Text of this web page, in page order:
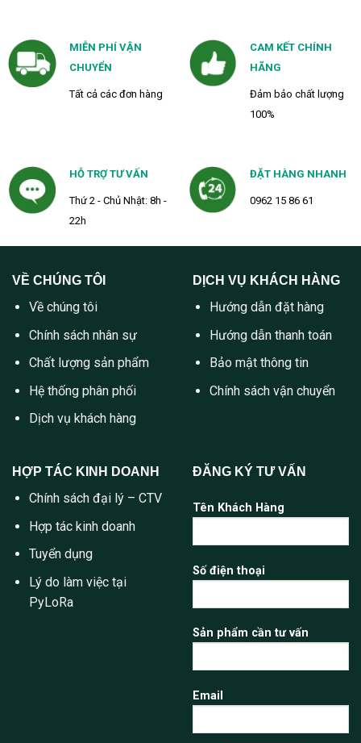
MIỄN PHÍ VẬN
CHUYỂN
Tất cả các đơn hàng
CAM KẾT CHÍNH
HÃNG
Đảm bảo chất lượng
100%
HỖ TRỢ TƯ VẤN
Thứ 2 - Chủ Nhật: 8h -
22h
ĐẶT HÀNG NHANH
0962 15 86 61
VỀ CHÚNG TÔI
Về chúng tôi
Chính sách nhân sự
Chất lượng sản phẩm
Hệ thống phân phối
Dịch vụ khách hàng
DỊCH VỤ KHÁCH HÀNG
Hướng dẫn đặt hàng
Hướng dẫn thanh toán
Bảo mật thông tin
Chính sách vận chuyển
HỢP TÁC KINH DOANH
Chính sách đại lý – CTV
Hợp tác kinh doanh
Tuyển dụng
Lý do làm việc tại
PyLoRa
ĐĂNG KÝ TƯ VẤN
Tên Khách Hàng
Số điện thoại
Sản phẩm cần tư vấn
Email